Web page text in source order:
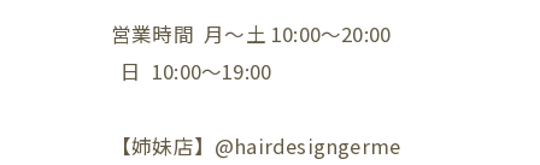
営業時間 月〜土 10:00〜20:00
日 10:00〜19:00
【姉妹店】@hairdesigngerme